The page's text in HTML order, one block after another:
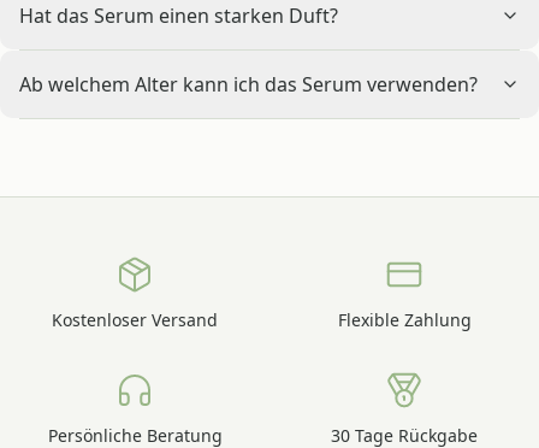
Hat das Serum einen starken Duft?
Ab welchem Alter kann ich das Serum verwenden?
Kostenloser Versand Flexible Zahlung
Persönliche Beratung 30 Tage Rückgabe